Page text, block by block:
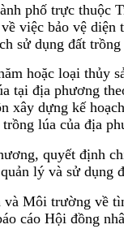
phố trực thuộc
việc bảo vệ
sử dụng đất
hoặc loại thủy
tại địa phương
xây dựng kế
lúa của địa
quyết định
lý và sử dụng
và Môi trường về
cáo Hội đồng